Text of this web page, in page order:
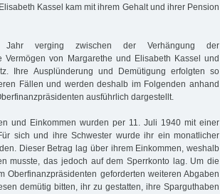
Kassel kam mit ihrem Gehalt und ihrer Pension
verging zwischen der Verhängung der
Vermögen von Margarethe und Elisabeth Kassel und
Ihre Ausplünderung und Demütigung erfolgten so
Fällen und werden deshalb im Folgenden anhand
ausführlich dargestellt.
und Einkommen wurden per 11. Juli 1940 mit einer
sich und ihre Schwester wurde ihr ein monatlicher
Dieser Betrag lag über ihrem Einkommen, weshalb
musste, das jedoch auf dem Sperrkonto lag. Um die
Oberfinanzpräsidenten geforderten weiteren Abgaben
demütig bitten, ihr zu gestatten, ihre Sparguthaben